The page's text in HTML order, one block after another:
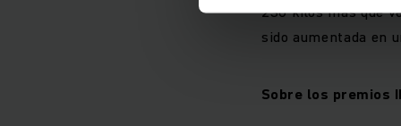
230 kilos más que
sido aumentada en
Sobre los premios